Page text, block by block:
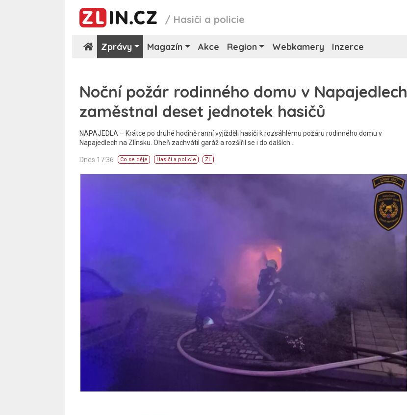
/ Hasiči a policie
Zprávy Magazín Akce Region Webkamery Inzerce
Noční požár rodinného domu v Napajedlech
zaměstnal deset jednotek hasičů
NAPAJEDLA – Krátce po druhé hodině ranní vyjížděli hasiči k rozsáhlému požáru rodinného domu v
Napajedlech na Zlínsku. Oheň zachvátil garáž a rozšířil se i do dalších…
Dnes 17:36 Co se děje Hasiči a policie ZL